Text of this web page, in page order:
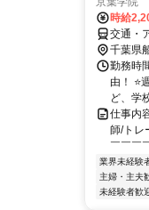
時給
交通・
千葉県
勤務時
由！ ⭐
ど、学
仕事内
師/トレ
￣￣￣
業界未経験
主婦・主夫
未経験者歓